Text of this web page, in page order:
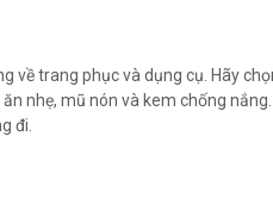
về trang phục và dụng cụ. Hãy
nhẹ, mũ nón và kem chống
đi.